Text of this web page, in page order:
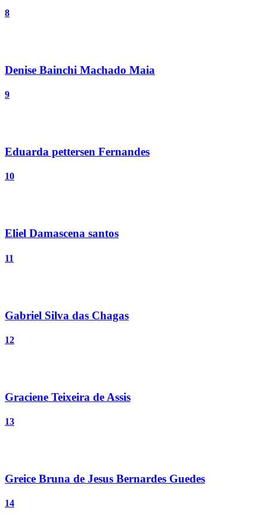
8
Denise Bainchi Machado Maia
9
Eduarda pettersen Fernandes
10
Eliel Damascena santos
11
Gabriel Silva das Chagas
12
Graciene Teixeira de Assis
13
Greice Bruna de Jesus Bernardes Guedes
14